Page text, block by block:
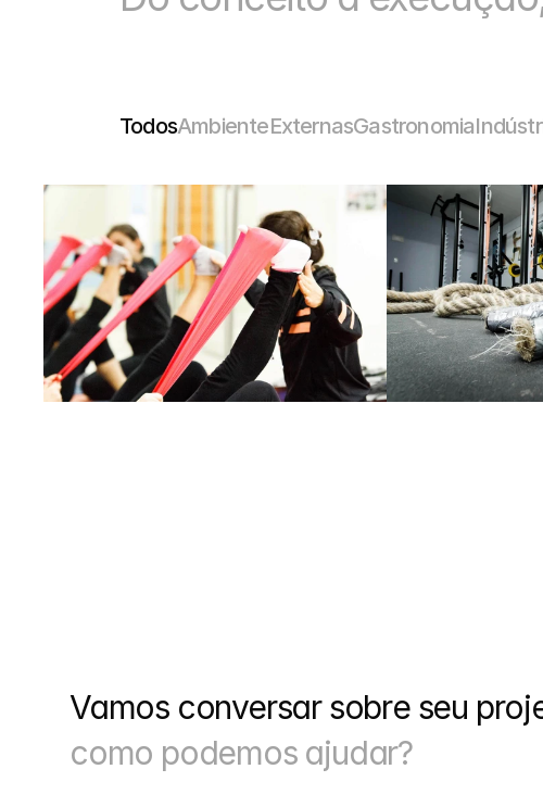
TodosAmbienteExternasGastronomia
Vamos conversar sobre seu
como podemos ajudar?